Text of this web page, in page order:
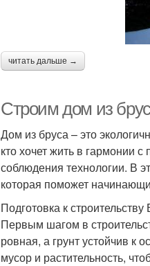
читать дальше →
Строим дом из
Дом из бруса – это
кто хочет жить в гармонии
соблюдения технологии. В
которая поможет
Подготовка к
Первым шагом в
ровная, а грунт устойчив к
мусор и растительность,